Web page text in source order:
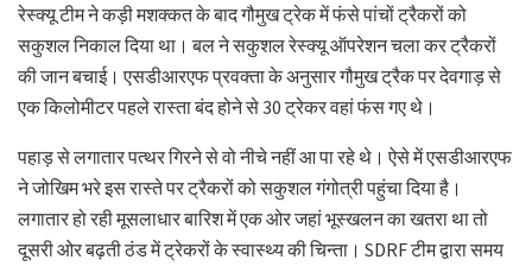
रेस्क्यू टीम ने कड़ी मशक्कत के बाद गौमुख ट्रेक में फंसे पांचों ट्रैकरों को
सकुशल निकाल दिया था। बल ने सकुशल रेस्क्यू ऑपरेशन चला कर ट्रैकरों
की जान बचाई। एसडीआरएफ प्रवक्ता के अनुसार गौमुख ट्रैक पर देवगाड़ से
एक किलोमीटर पहले रास्ता बंद होने से 30 ट्रेकर वहां फंस गए थे।
पहाड़ से लगातार पत्थर गिरने से वो नीचे नहीं आ पा रहे थे। ऐसे में एसडीआरएफ
ने जोखिम भरे इस रास्ते पर ट्रैकरों को सकुशल गंगोत्री पहुंचा दिया है।
लगातार हो रही मूसलाधार बारिश में एक ओर जहां भूस्खलन का खतरा था तो
दूसरी ओर बढ़ती ठंड में ट्रेकरों के स्वास्थ्य की चिन्ता। SDRF टीम द्वारा समय